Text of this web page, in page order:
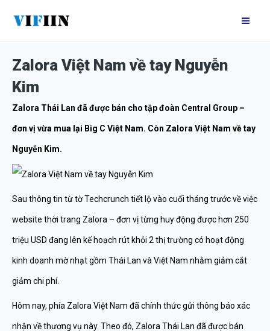
nội
dungZalora Việt Nam về tay Nguyễn
Kim
Zalora Thái Lan đã được bán cho tập đoàn Central Group –
đơn vị vừa mua lại Big C Việt Nam. Còn Zalora Việt Nam về tay
Nguyễn Kim.
Sau thông tin từ tờ Techcrunch tiết lộ vào cuối tháng trước về việc
website thời trang Zalora – đơn vị từng huy động được hơn 250
triệu USD đang lên kế hoạch rút khỏi 2 thị trường có hoạt động
kinh doanh mờ nhạt gồm Thái Lan và Việt Nam nhằm giảm cắt
giảm chi phí.
Hôm nay, phía Zalora Việt Nam đã chính thức gửi thông báo xác
nhận về thương vụ này. Theo đó, Zalora Thái Lan đã được bán